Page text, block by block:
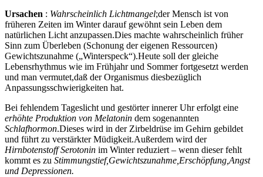
Ursachen : Wahrscheinlich Lichtmangel;der Mensch ist von
früheren Zeiten im Winter darauf gewöhnt sein Leben dem
natürlichen Licht anzupassen.Dies machte wahrscheinlich früher
Sinn zum Überleben (Schonung der eigenen Ressourcen)
Gewichtszunahme („Winterspeck“).Heute soll der gleiche
Lebensrhythmus wie im Frühjahr und Sommer fortgesetzt werden
und man vermutet,daß der Organismus diesbezüglich
Anpassungsschwierigkeiten hat.
Bei fehlendem Tageslicht und gestörter innerer Uhr erfolgt eine
erhöhte Produktion von Melatonin dem sogenannten
Schlafhormon.Dieses wird in der Zirbeldrüse im Gehirn gebildet
und führt zu verstärkter Müdigkeit.Außerdem wird der
Hirnbotenstoff Serotonin im Winter reduziert – wenn dieser fehlt
kommt es zu Stimmungstief,Gewichtszunahme,Erschöpfung,Angst
und Depressionen.